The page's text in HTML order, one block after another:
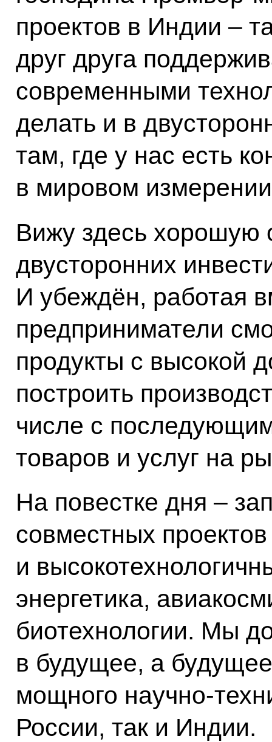
проектов в Индии –
друг друга
современными
делать и в
там, где у нас есть
в мировом
Вижу здесь хорошую
двусторонних
И убеждён, работая
предприниматели
продукты с высокой
построить
числе с
товаров и услуг на
На повестке дня –
совместных
и
энергетика,
биотехнологии. Мы
в будущее, а
мощного научно-
России, так и Индии.